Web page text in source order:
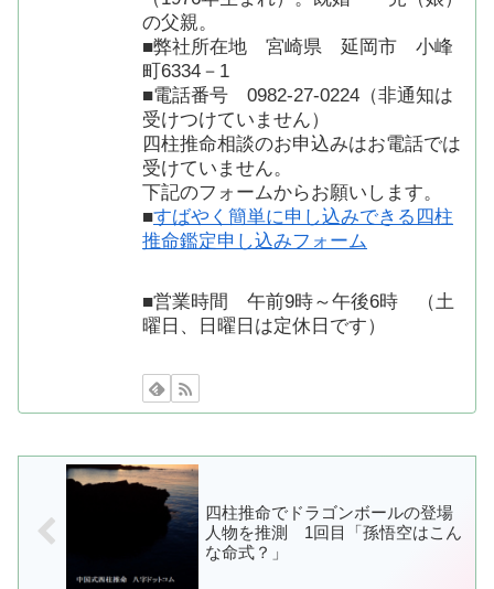
の父親。
■弊社所在地 宮崎県 延岡市 小峰
町6334－1
■電話番号 0982-27-0224（非通知は
受けつけていません）
四柱推命相談のお申込みはお電話では
受けていません。
下記のフォームからお願いします。
■すばやく簡単に申し込みできる四柱
推命鑑定申し込みフォーム
■営業時間 午前9時～午後6時 （土
曜日、日曜日は定休日です）
四柱推命でドラゴンボールの登場
人物を推測 1回目「孫悟空はこん
な命式？」